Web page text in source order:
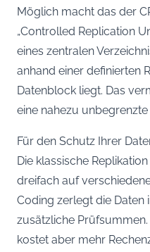
Möglich macht das der
„Controlled Replication
eines zentralen
anhand einer definierten
Datenblock liegt. Das
eine nahezu unbegrenzte
Für den Schutz Ihrer
Die klassische
dreifach auf
Coding zerlegt die Daten
zusätzliche
kostet aber mehr